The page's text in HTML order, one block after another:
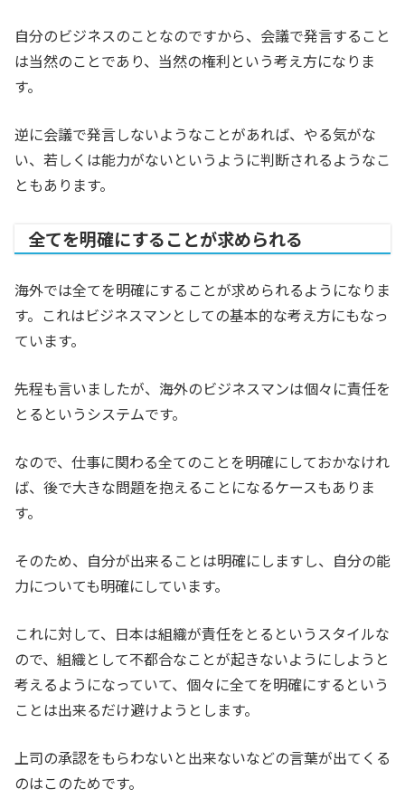
自分のビジネスのことなのですから、会議で発言すること
は当然のことであり、当然の権利という考え方になりま
す。
逆に会議で発言しないようなことがあれば、やる気がな
い、若しくは能力がないというように判断されるようなこ
ともあります。
全てを明確にすることが求められる
海外では全てを明確にすることが求められるようになりま
す。これはビジネスマンとしての基本的な考え方にもなっ
ています。
先程も言いましたが、海外のビジネスマンは個々に責任を
とるというシステムです。
なので、仕事に関わる全てのことを明確にしておかなけれ
ば、後で大きな問題を抱えることになるケースもありま
す。
そのため、自分が出来ることは明確にしますし、自分の能
力についても明確にしています。
これに対して、日本は組織が責任をとるというスタイルな
ので、組織として不都合なことが起きないようにしようと
考えるようになっていて、個々に全てを明確にするという
ことは出来るだけ避けようとします。
上司の承認をもらわないと出来ないなどの言葉が出てくる
のはこのためです。